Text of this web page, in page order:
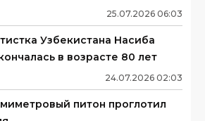
25.07.2026 06:03
Узбекистана Насиба
в возрасте 80 лет
24.07.2026 02:03
питон проглотил